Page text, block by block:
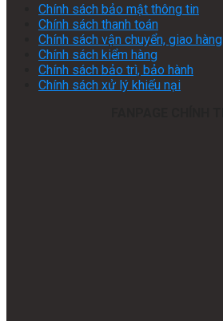
Chính sách bảo mật thông tin
Chính sách thanh toán
Chính sách vận chuyển, giao hàng
Chính sách kiểm hàng
Chính sách bảo trì, bảo hành
Chính sách xử lý khiếu nại